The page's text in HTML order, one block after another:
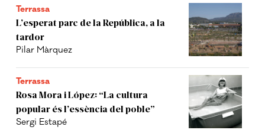
Terrassa
L’esperat parc de la República, a la
tardor
Pilar Màrquez
Terrassa
Rosa Mora i López: “La cultura
popular és l’essència del poble”
Sergi Estapé